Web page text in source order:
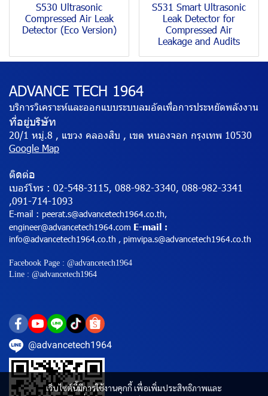
S530 Ultrasonic
Compressed Air Leak
Detector (Eco Version)
S531 Smart Ultrasonic
Leak Detector for
Compressed Air
Leakage and Audits
เว็บไซต์นี้มีการใช้งานคุกกี้ เพื่อเพิ่มประสิทธิภาพและ
ADVANCE TECH 1964
บริการวิเคราะห์และออกแบบระบบลมอัดเพื่อการประหยัดพลังงาน
ที่อยู่บริษัท
20/1 หมู่.8 , แขวง คลองสิบ , เขต หนองจอก กรุงเทพ 10530
Google Map
ติดต่อ
เบอร์โทร : 02-548-3115, 088-982-3340, 088-982-3341
,091-714-1093
E-mail : peerat.s@advancetech1964.co.th,
engineer@advancetech1964.com E-mail :
info@advancetech1964.co.th , pimvipa.s@advancetech1964.co.th
Facebook Page : @advancetech1964
Line : @advancetech1964
@advancetech1964